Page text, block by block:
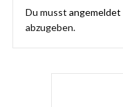
Du musst angemeldet
abzugeben.